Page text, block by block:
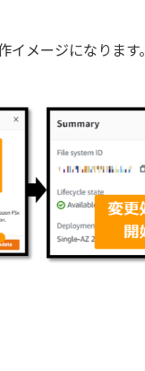
メージになります。